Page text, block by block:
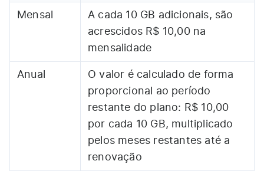
Mensal
A cada 10 GB adicionais, são
acrescidos R$ 10,00 na
mensalidade
Anual
O valor é calculado de forma
proporcional ao período
restante do plano: R$ 10,00
por cada 10 GB, multiplicado
pelos meses restantes até a
renovação